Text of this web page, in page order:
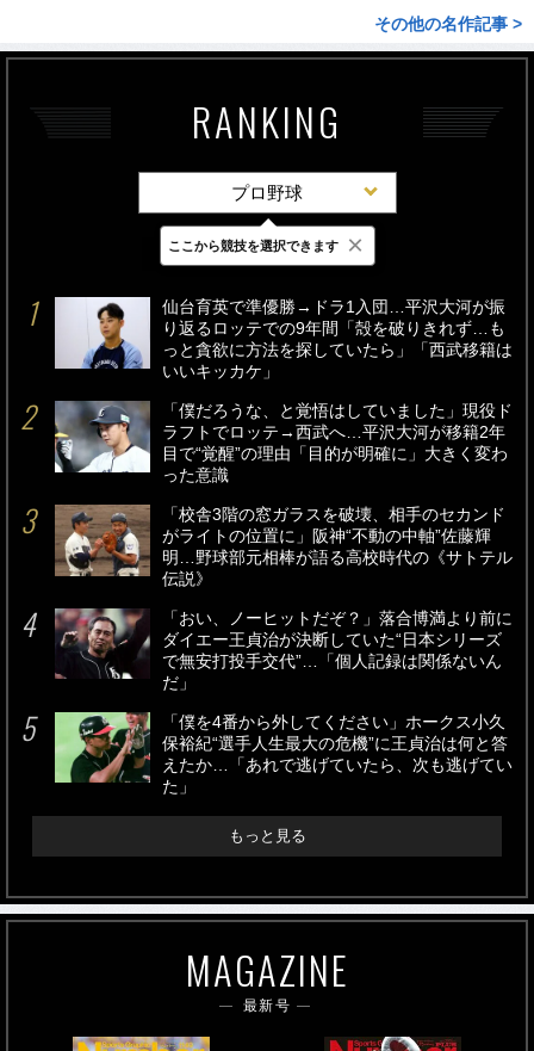
その他の名作記事 >
RANKING
プロ野球
最新 24時間 週間
仙台育英で準優勝→ドラ1入団…平沢大河が振
り返るロッテでの9年間「殻を破りきれず…も
っと貪欲に方法を探していたら」「西武移籍は
いいキッカケ」
「僕だろうな、と覚悟はしていました」現役ド
ラフトでロッテ→西武へ…平沢大河が移籍2年
目で“覚醒”の理由「目的が明確に」大きく変わ
った意識
「校舎3階の窓ガラスを破壊、相手のセカンド
がライトの位置に」阪神“不動の中軸”佐藤輝
明…野球部元相棒が語る高校時代の《サトテル
伝説》
「おい、ノーヒットだぞ？」落合博満より前に
ダイエー王貞治が決断していた“日本シリーズ
で無安打投手交代”…「個人記録は関係ないん
だ」
「僕を4番から外してください」ホークス小久
保裕紀“選手人生最大の危機”に王貞治は何と答
えたか…「あれで逃げていたら、次も逃げてい
た」
もっと見る
MAGAZINE
最新号
ここから競技を選択できます ×